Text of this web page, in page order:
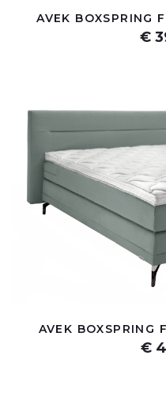
AVEK BOXSPRING
€
AVEK BOXSPRING
€